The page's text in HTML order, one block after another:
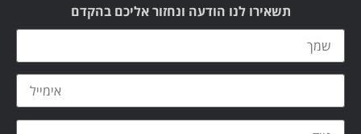
תשאירו לנו הודעה ונחזור אליכם בהקדם